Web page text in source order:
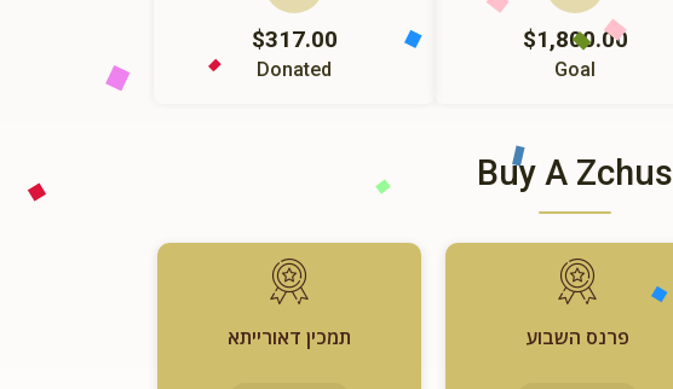
$317.00
Donated
$1,800.00
Goal
Buy A Zchus
פרנס השבוע תמכין דאורייתא